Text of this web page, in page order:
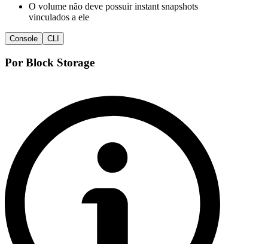
O volume não deve possuir instant snapshots
vinculados a ele
Console CLI
Por Block Storage